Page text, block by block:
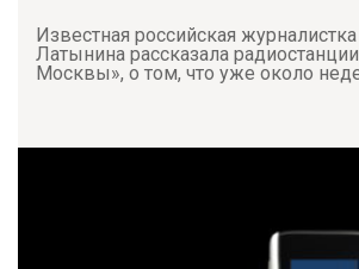
Известная российская
Латынина рассказала
Москвы», о том, что уже около
Израиле, где ее прооперировал